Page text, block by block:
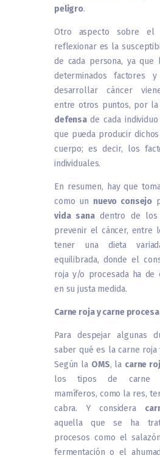
peligro.
Otro aspecto sobre el
reflexionar es la
de cada persona, ya que
determinados factores
desarrollar cáncer
entre otros puntos, por la
defensade cada
que pueda producir
cuerpo; es decir, los
individuales.
En resumen, hay que
como un nuevo consejo
vida sanadentro de los
prevenir el cáncer, entre
tener una dieta
equilibrada, donde el
roja y/o procesada ha de
en su justa medida.
Carne roja y carne
Para despejar algunas
saber qué es la carne roja
Según la OMS, la carne
los tipos de carne
mamíferos, como la res,
cabra. Y considera
aquella que se ha
procesos como el
fermentación o el